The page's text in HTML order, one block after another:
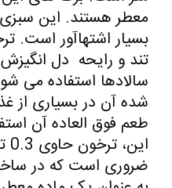
معطر هستند. این
بسیار اشتهاآور است.
تند و رایحه دل انگیزش
سالادها استفاده می
شده آن در بسیاری از
طعم فوق العاده آن
ضروری است که در